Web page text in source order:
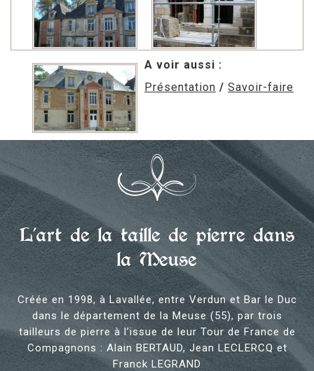
A voir aussi :
Présentation / Savoir-faire
L’art de la taille de pierre dans
la Meuse
Créée en 1998, à Lavallée, entre Verdun et Bar le Duc
dans le département de la Meuse (55), par trois
tailleurs de pierre à l’issue de leur Tour de France de
Compagnons : Alain BERTAUD, Jean LECLERCQ et
Franck LEGRAND